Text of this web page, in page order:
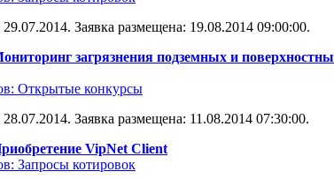
Заявка размещена: 19.08.2014 09:00:00.
загрязнения подземных и
Открытые конкурсы
Заявка размещена: 11.08.2014 07:30:00.
VipNet Client
Запросы котировок